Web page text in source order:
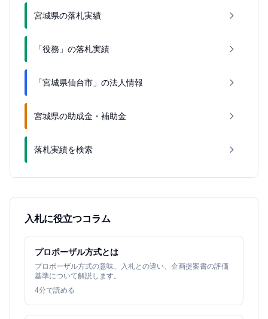
宮城県の落札実績
「役務」の落札実績
「宮城県仙台市」の法人情報
宮城県の助成金・補助金
落札実績を検索
入札に役立つコラム
プロポーザル方式とは
プロポーザル方式の意味、入札との違い、企画提案書の評価
基準について解説します。
4分で読める